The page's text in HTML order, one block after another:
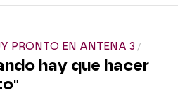
PRONTO EN ANTENA 3
hay que hacer